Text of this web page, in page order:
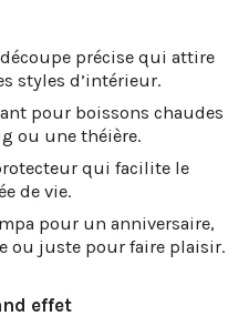
précise qui attire
styles d’intérieur.
pour boissons chaudes
ou une théière.
qui facilite le
de vie.
pour un anniversaire,
ou juste pour faire plaisir.
effet